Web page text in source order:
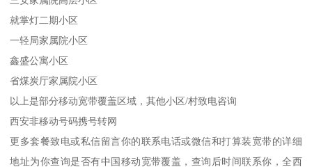
就掌灯二期小区
一轻局家属院小区
鑫盛公寓小区
省煤炭厅家属院小区
以上是部分移动宽带覆盖区域，其他小区/村致电咨询
西安非移动号码携号转网
更多套餐致电或私信留言你的联系电话或微信和打算装宽带的详细
地址为你查询是否有中国移动宽带覆盖，查询后时间联系你，全西